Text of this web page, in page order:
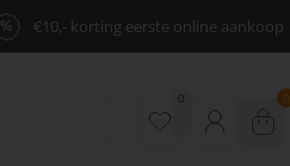
% €10,- korting eerste online aankoop
0 0